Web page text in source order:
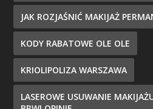
JAK ROZJAŚNIĆ MAKIJAŻ
KODY RABATOWE OLE OLE
KRIOLIPOLIZA WARSZAWA
LASEROWE USUWANIE